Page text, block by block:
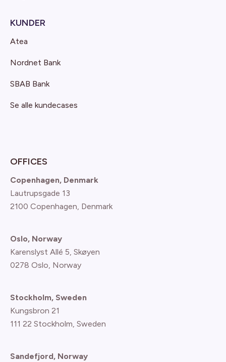
KUNDER
Atea
Nordnet Bank
SBAB Bank
Se alle kundecases
OFFICES
Copenhagen, Denmark
Lautrupsgade 13
2100 Copenhagen, Denmark
Oslo, Norway
Karenslyst Allé 5, Skøyen
0278 Oslo, Norway
Stockholm, Sweden
Kungsbron 21
111 22 Stockholm, Sweden
Sandefjord, Norway